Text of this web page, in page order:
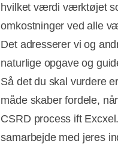
hvilket værdi værktøjet
omkostninger ved alle
Det adresserer vi og
naturlige opgave og
Så det du skal vurdere
måde skaber fordele,
CSRD process ift
samarbejde med jeres